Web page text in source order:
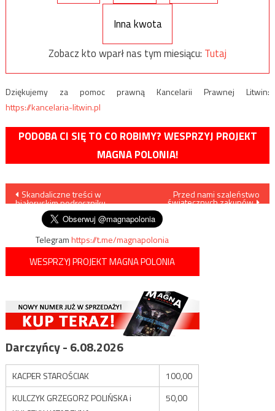
Inna kwota
Zobacz kto wparł nas tym miesiącu: Tutaj
Dziękujemy za pomoc prawną Kancelarii Prawnej Litwin:
https://kancelaria-litwin.pl
PODOBA CI SIĘ TO CO ROBIMY? WESPRZYJ PROJEKT
MAGNA POLONIA!
Nawigacja
wpisu
Skandaliczne treści w
białoruskim podręczniku
Przed nami szaleństwo
świątecznych zakupów
Telegramhttps://t.me/magnapolonia
WESPRZYJ PROJEKT MAGNA POLONIA
Darczyńcy - 6.08.2026
KACPER STAROŚCIAK
100,00
KULCZYK GRZEGORZ POLIŃSKA i
50,00